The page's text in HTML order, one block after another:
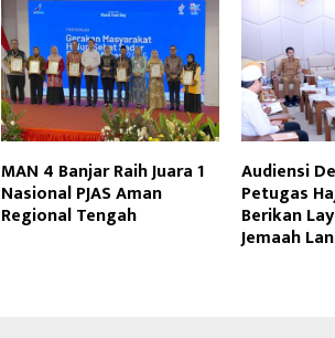
MAN 4 Banjar Raih Juara 1
Nasional PJAS Aman
Regional Tengah
Audiensi
Petugas
Berikan
Jemaah